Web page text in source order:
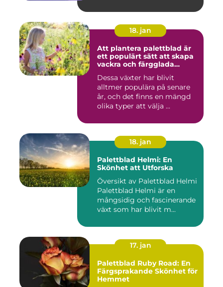
18. jan
Att plantera palettblad är
ett populärt sätt att skapa
vackra och färgglada
inomhusmiljöer
Dessa växter har blivit
alltmer populära på senare
år, och det finns en mängd
olika typer att välja ...
18. jan
Palettblad Helmi: En
Skönhet att Utforska
Översikt av Palettblad Helmi
Palettblad Helmi är en
mångsidig och fascinerande
växt som har blivit m...
17. jan
Palettblad Ruby Road: En
Färgsprakande Skönhet för
Hemmet